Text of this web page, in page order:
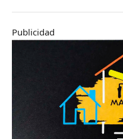
Publicidad